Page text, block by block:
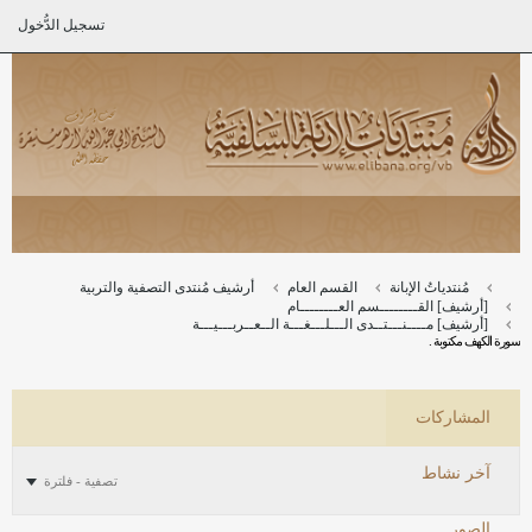
تسجيل الدُّخول
مُنتدياتُ الإبانة القسم العام
أرشيف مُنتدى التصفية والتربية
[أرشيف] القــــــــسم العــــــــام
[أرشيف] مــــنـــتــدى الـــلـــغـــة الــعــربـــيـــة
سورة الكهف مكتوبة .
المشاركات
آخر نشاط تصفية - فلترة